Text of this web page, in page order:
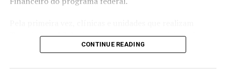
Terapia Renal Substitutiva passaram a participar da
modalidade. Foram habilitadas 58 instituições para
com doença renal crônica, incluindo sessões de
CONTINUE READING